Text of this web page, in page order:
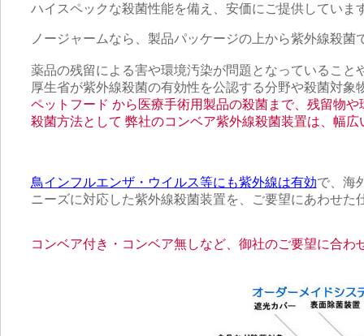
ハイスペックな殺菌性能を備え、安価にご提供していま
ノージャームなら、製品パッケージの上から紫外線殺菌
薬品の残留による害や環境汚染が問題となっていること
厚生省が紫外線殺菌の有効性を公認する分野や殺菌対象
ペットフード から医療手術用製品の殺菌まで、 残留物や
殺菌方法として 弊社のコンベア紫外線殺菌装置は、幅広
鳥インフルエンザ・ウイルス等にも紫外線は有効で、海
ニーズに対応した紫外線殺菌装置を、ご要望にあわせた
コンベア付き・コンベア無しなど、御社のご要望に合わ